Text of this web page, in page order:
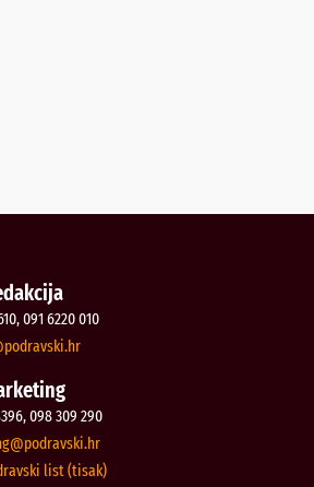
091 6220 010
rh.iksvardop
098 309 290
rh.iksvardop
list (tisak)